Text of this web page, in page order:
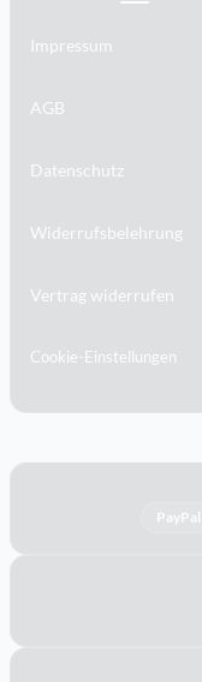
Impressum
AGB
Datenschutz
Widerrufsbelehrung
Vertrag widerrufen
Cookie-Einstellungen
PayPal